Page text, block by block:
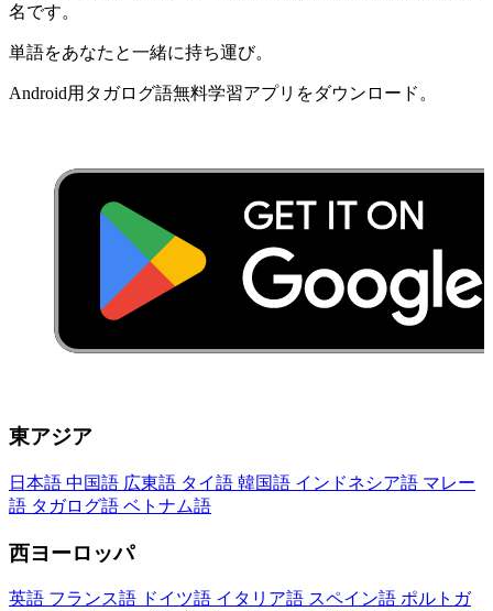
名です。
単語を​あなたと​一緒に​持ち運び。
Android用​タガログ語​無料​学習​アプリを​ダウンロード​。
東アジア
日本語 中国語 広東語 タイ語 韓国語 インドネシア語 マレー
語 タガログ語 ベトナム語
西ヨーロッパ
英語 フランス語 ドイツ語 イタリア語 スペイン語 ポルトガ